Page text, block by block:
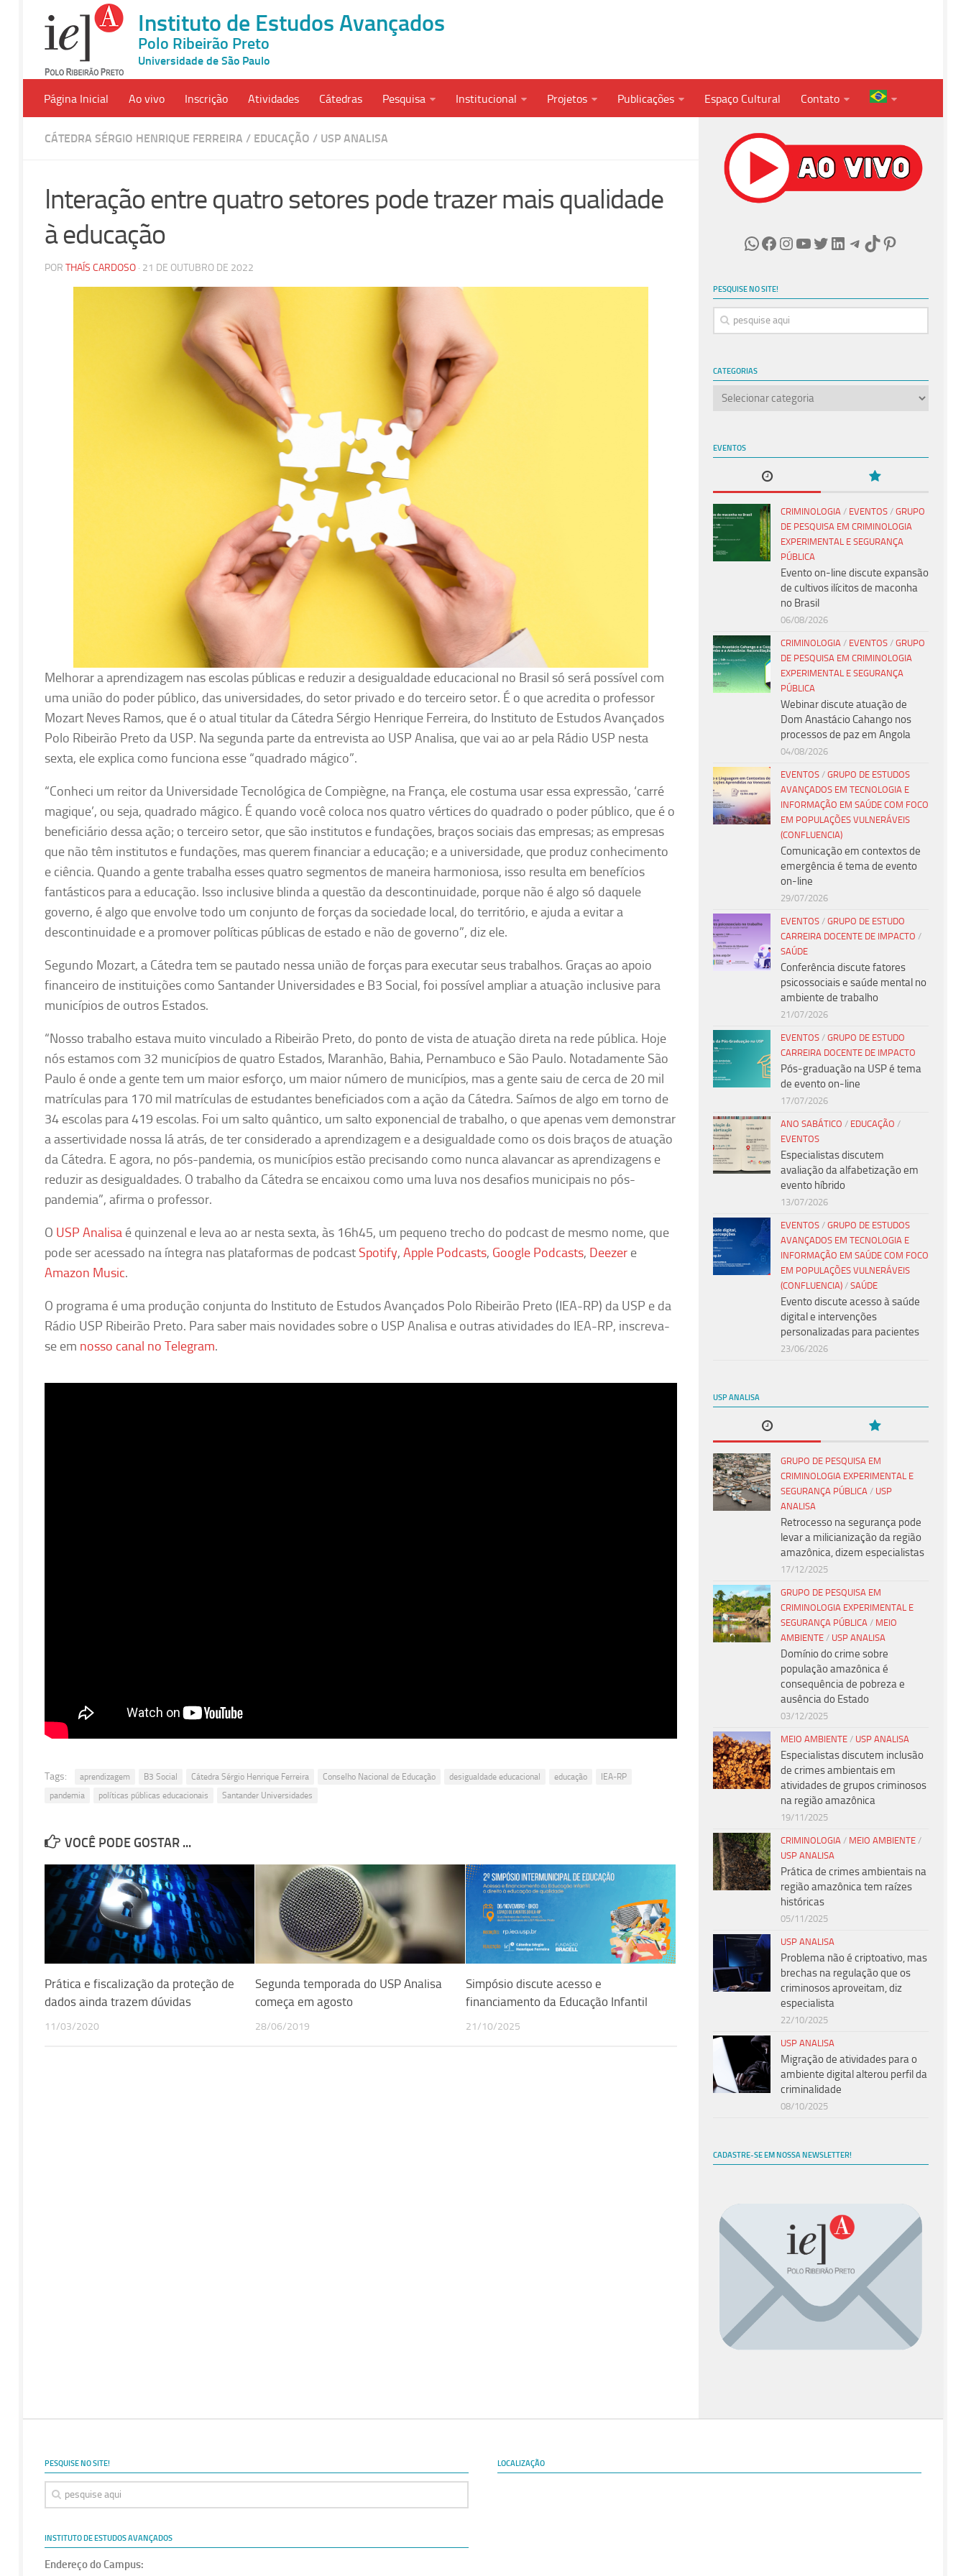
Instituto de Estudos Avançados
Polo Ribeirão Preto
Universidade de São Paulo
Página Inicial Ao vivo Inscrição Atividades Cátedras Pesquisa Institucional Projetos Publicações Espaço Cultural Contato
CÁTEDRA SÉRGIO HENRIQUE FERREIRA / EDUCAÇÃO / USP ANALISA
Interação entre quatro setores pode trazer mais qualidade
à educação
POR THAÍS CARDOSO · 21 DE OUTUBRO DE 2022
Melhorar a aprendizagem nas escolas públicas e reduzir a desigualdade educacional no Brasil só será possível com
uma união do poder público, das universidades, do setor privado e do terceiro setor. É o que acredita o professor
Mozart Neves Ramos, que é o atual titular da Cátedra Sérgio Henrique Ferreira, do Instituto de Estudos Avançados
Polo Ribeirão Preto da USP. Na segunda parte da entrevista ao USP Analisa, que vai ao ar pela Rádio USP nesta
sexta, ele explica como funciona esse “quadrado mágico”.
“Conheci um reitor da Universidade Tecnológica de Compiègne, na França, ele costuma usar essa expressão, ‘carré
magique’, ou seja, quadrado mágico. É quando você coloca nos quatro vértices do quadrado o poder público, que é o
beneficiário dessa ação; o terceiro setor, que são institutos e fundações, braços sociais das empresas; as empresas
que não têm institutos e fundações, mas querem financiar a educação; e a universidade, que produz conhecimento
e ciência. Quando a gente trabalha esses quatro segmentos de maneira harmoniosa, isso resulta em benefícios
fantásticos para a educação. Isso inclusive blinda a questão da descontinuidade, porque não é algo só daquele
governo, é algo que envolve todo um conjunto de forças da sociedade local, do território, e ajuda a evitar a
descontinuidade e a promover políticas públicas de estado e não de governo”, diz ele.
Segundo Mozart, a Cátedra tem se pautado nessa união de forças para executar seus trabalhos. Graças ao apoio
financeiro de instituições como Santander Universidades e B3 Social, foi possível ampliar a atuação inclusive para
municípios de outros Estados.
“Nosso trabalho estava muito vinculado a Ribeirão Preto, do ponto de vista de atuação direta na rede pública. Hoje
nós estamos com 32 municípios de quatro Estados, Maranhão, Bahia, Pernambuco e São Paulo. Notadamente São
Paulo é onde a gente tem um maior esforço, um maior número de municípios, mas a gente saiu de cerca de 20 mil
matrículas para 170 mil matrículas de estudantes beneficiados com a ação da Cátedra. Saímos de algo em torno de
34 escolas para 419 escolas. Foi um salto quântico, um salto exponencial de trabalho, o que apenas vem demonstrar
a assertividade nossa lá atrás, de ter considerado a aprendizagem e a desigualdade como os dois braços de atuação
da Cátedra. E agora, no pós-pandemia, os municípios estão precisando como nunca alavancar as aprendizagens e
reduzir as desigualdades. O trabalho da Cátedra se encaixou como uma luva nos desafios municipais no pós-
pandemia”, afirma o professor.
O USP Analisa é quinzenal e leva ao ar nesta sexta, às 16h45, um pequeno trecho do podcast de mesmo nome, que
pode ser acessado na íntegra nas plataformas de podcast Spotify, Apple Podcasts, Google Podcasts, Deezer e
Amazon Music.
O programa é uma produção conjunta do Instituto de Estudos Avançados Polo Ribeirão Preto (IEA-RP) da USP e da
Rádio USP Ribeirão Preto. Para saber mais novidades sobre o USP Analisa e outras atividades do IEA-RP, inscreva-
se em nosso canal no Telegram.
Tags: aprendizagem B3 Social Cátedra Sérgio Henrique Ferreira Conselho Nacional de Educação desigualdade educacional educação
IEA-RP
pandemia
políticas públicas educacionais Santander Universidades
VOCÊ PODE GOSTAR ...
Prática e fiscalização da proteção de
dados ainda trazem dúvidas
11/03/2020
Segunda temporada do USP Analisa
começa em agosto
28/06/2019
Simpósio discute acesso e
financiamento da Educação Infantil
21/10/2025
WhatsApp
Facebook
Instagram
Youtube
Twitter
LinkedIn
Telegram
TikTokPinterest
PESQUISE NO SITE!
CATEGORIAS
Categorias
EVENTOS
CRIMINOLOGIA / EVENTOS / GRUPO
DE PESQUISA EM CRIMINOLOGIA
EXPERIMENTAL E SEGURANÇA
PÚBLICA
Evento on-line discute expansão
de cultivos ilícitos de maconha
no Brasil
06/08/2026
CRIMINOLOGIA / EVENTOS / GRUPO
DE PESQUISA EM CRIMINOLOGIA
EXPERIMENTAL E SEGURANÇA
PÚBLICA
Webinar discute atuação de
Dom Anastácio Cahango nos
processos de paz em Angola
04/08/2026
EVENTOS / GRUPO DE ESTUDOS
AVANÇADOS EM TECNOLOGIA E
INFORMAÇÃO EM SAÚDE COM FOCO
EM POPULAÇÕES VULNERÁVEIS
(CONFLUENCIA)
Comunicação em contextos de
emergência é tema de evento
on-line
29/07/2026
EVENTOS / GRUPO DE ESTUDO
CARREIRA DOCENTE DE IMPACTO /
SAÚDE
Conferência discute fatores
psicossociais e saúde mental no
ambiente de trabalho
21/07/2026
EVENTOS / GRUPO DE ESTUDO
CARREIRA DOCENTE DE IMPACTO
Pós-graduação na USP é tema
de evento on-line
17/07/2026
ANO SABÁTICO / EDUCAÇÃO /
EVENTOS
Especialistas discutem
avaliação da alfabetização em
evento híbrido
13/07/2026
EVENTOS / GRUPO DE ESTUDOS
AVANÇADOS EM TECNOLOGIA E
INFORMAÇÃO EM SAÚDE COM FOCO
EM POPULAÇÕES VULNERÁVEIS
(CONFLUENCIA) / SAÚDE
Evento discute acesso à saúde
digital e intervenções
personalizadas para pacientes
23/06/2026
USP ANALISA
GRUPO DE PESQUISA EM
CRIMINOLOGIA EXPERIMENTAL E
SEGURANÇA PÚBLICA / USP
ANALISA
Retrocesso na segurança pode
levar a milicianização da região
amazônica, dizem especialistas
17/12/2025
GRUPO DE PESQUISA EM
CRIMINOLOGIA EXPERIMENTAL E
SEGURANÇA PÚBLICA / MEIO
AMBIENTE / USP ANALISA
Domínio do crime sobre
população amazônica é
consequência de pobreza e
ausência do Estado
03/12/2025
MEIO AMBIENTE / USP ANALISA
Especialistas discutem inclusão
de crimes ambientais em
atividades de grupos criminosos
na região amazônica
19/11/2025
CRIMINOLOGIA / MEIO AMBIENTE /
USP ANALISA
Prática de crimes ambientais na
região amazônica tem raízes
históricas
05/11/2025
USP ANALISA
Problema não é criptoativo, mas
brechas na regulação que os
criminosos aproveitam, diz
especialista
22/10/2025
USP ANALISA
Migração de atividades para o
ambiente digital alterou perfil da
criminalidade
08/10/2025
CADASTRE-SE EM NOSSA NEWSLETTER!
PESQUISE NO SITE!
INSTITUTO DE ESTUDOS AVANÇADOS
Endereço do Campus:
LOCALIZAÇÃO